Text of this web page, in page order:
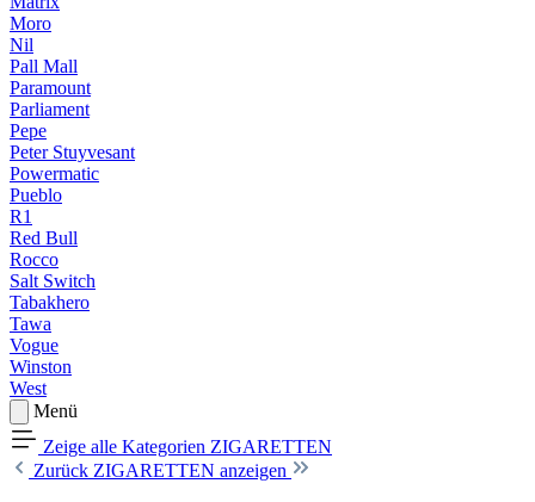
Moro
Nil
Pall Mall
Paramount
Parliament
Pepe
Peter Stuyvesant
Powermatic
Pueblo
R1
Red Bull
Rocco
Salt Switch
Tabakhero
Tawa
Vogue
Winston
West
Menü
Zeige alle Kategorien ZIGARETTEN
Zurück ZIGARETTEN anzeigen